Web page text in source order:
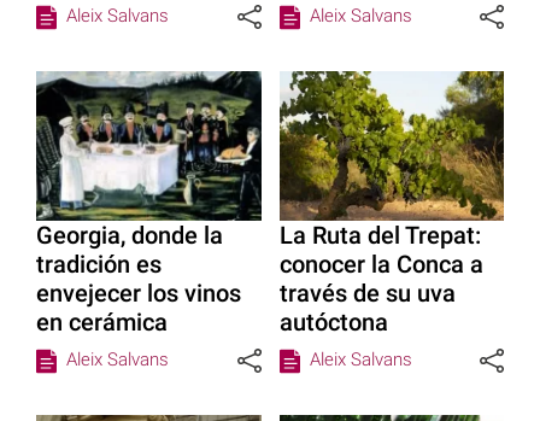
Aleix Salvans Aleix Salvans
Georgia, donde la
tradición es
envejecer los vinos
en cerámica
Aleix Salvans
La Ruta del Trepat:
conocer la Conca a
través de su uva
autóctona
Aleix Salvans